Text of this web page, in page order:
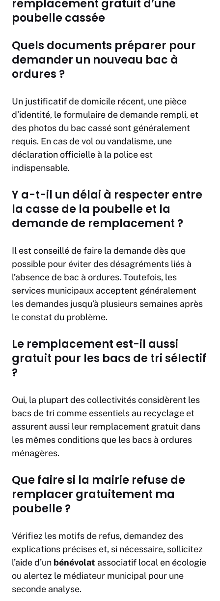
remplacement gratuit d’une
poubelle cassée
Quels documents préparer pour
demander un nouveau bac à
ordures ?
Un justificatif de domicile récent, une pièce
d’identité, le formulaire de demande rempli, et
des photos du bac cassé sont généralement
requis. En cas de vol ou vandalisme, une
déclaration officielle à la police est
indispensable.
Y a-t-il un délai à respecter entre
la casse de la poubelle et la
demande de remplacement ?
Il est conseillé de faire la demande dès que
possible pour éviter des désagréments liés à
l’absence de bac à ordures. Toutefois, les
services municipaux acceptent généralement
les demandes jusqu’à plusieurs semaines après
le constat du problème.
Le remplacement est-il aussi
gratuit pour les bacs de tri sélectif
?
Oui, la plupart des collectivités considèrent les
bacs de tri comme essentiels au recyclage et
assurent aussi leur remplacement gratuit dans
les mêmes conditions que les bacs à ordures
ménagères.
Que faire si la mairie refuse de
remplacer gratuitement ma
poubelle ?
Vérifiez les motifs de refus, demandez des
explications précises et, si nécessaire, sollicitez
l’aide d’un bénévolat associatif local en écologie
ou alertez le médiateur municipal pour une
seconde analyse.